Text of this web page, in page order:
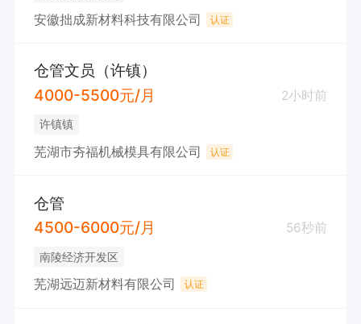
安徽拙成新材料科技有限公司 认证
仓管文员（许镇）
4000-5500元/月
2小时前
许镇镇
芜湖市夯福机械模具有限公司 认证
仓管
4500-6000元/月
56秒前
南陵经济开发区
芜湖远迈新材料有限公司 认证